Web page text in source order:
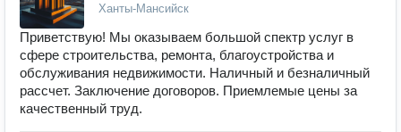
Ханты-Мансийск
Приветствую! Мы оказываем большой спектр услуг в
сфере строительства, ремонта, благоустройства и
обслуживания недвижимости. Наличный и безналичный
рассчет. Заключение договоров. Приемлемые цены за
качественный труд.